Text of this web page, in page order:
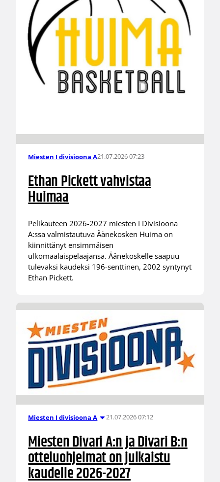
Miesten I divisioona A21.07.2026 07:23
Ethan Pickett vahvistaa
Huimaa
Pelikauteen 2026-2027 miesten I Divisioona
A:ssa valmistautuva Äänekosken Huima on
kiinnittänyt ensimmäisen
ulkomaalaispelaajansa. Äänekoskelle saapuu
tulevaksi kaudeksi 196-senttinen, 2002 syntynyt
Ethan Pickett.
Miesten I divisioona A 21.07.2026 07:12
Miesten Divari A:n ja Divari B:n
otteluohjelmat on julkaistu
kaudelle 2026-2027